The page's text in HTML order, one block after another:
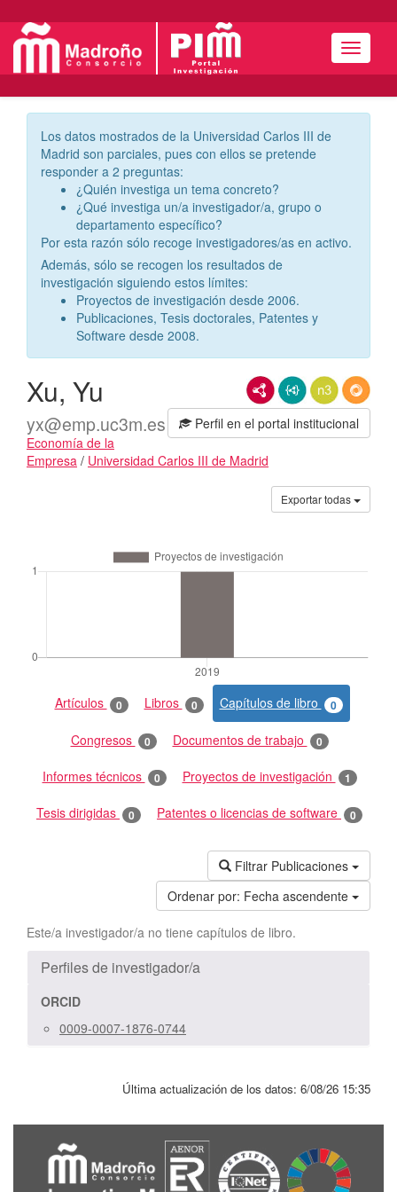
Menú
Los datos mostrados de la Universidad Carlos III de
Madrid son parciales, pues con ellos se pretende
responder a 2 preguntas:
¿Quién investiga un tema concreto?
¿Qué investiga un/a investigador/a, grupo o
departamento específico?
Por esta razón sólo recoge investigadores/as en activo.
Además, sólo se recogen los resultados de
investigación siguiendo estos límites:
Proyectos de investigación desde 2006.
Publicaciones, Tesis doctorales, Patentes y
Software desde 2008.
RDF/XMLJSON-LDN3/Turtle
Perfil en el portal institucional
Xu, Yu
yx@emp.uc3m.es
Economía de la
Empresa / Universidad Carlos III de Madrid
Exportar todas
Artículos 0 Libros 0 Capítulos de libro 0
Congresos 0 Documentos de trabajo 0
Informes técnicos 0 Proyectos de investigación 1
Tesis dirigidas 0 Patentes o licencias de software 0
Filtrar Publicaciones
Ordenar por: Fecha ascendente
Este/a investigador/a no tiene capítulos de libro.
Perfiles de investigador/a
ORCID
0009-0007-1876-0744
Última actualización de los datos: 6/08/26 15:35